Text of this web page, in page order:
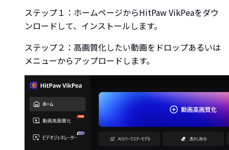
ステップ１：ホームページからHitPaw VikPeaをダウ
ンロードして、インストールします。
ステップ２：高画質化したい動画をドロップあるいは
メニューからアップロードします。